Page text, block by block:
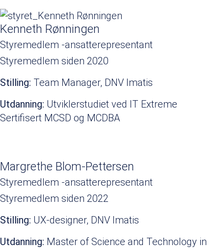
Kenneth Rønningen
Styremedlem -ansatterepresentant
Styremedlem siden 2020
Stilling: Team Manager, DNV Imatis
Utdanning: Utviklerstudiet ved IT Extreme
Sertifisert MCSD og MCDBA
Margrethe Blom-Pettersen
Styremedlem -ansatterepresentant
Styremedlem siden 2022
Stilling: UX-designer, DNV Imatis
Utdanning: Master of Science and Technology in